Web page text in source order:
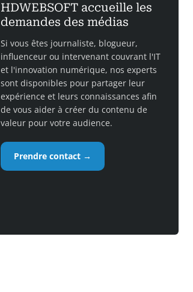
HDWEBSOFT accueille les
demandes des médias
Si vous êtes journaliste, blogueur,
influenceur ou intervenant couvrant l'IT
et l'innovation numérique, nos experts
sont disponibles pour partager leur
expérience et leurs connaissances afin
de vous aider à créer du contenu de
valeur pour votre audience.
Prendre contact →